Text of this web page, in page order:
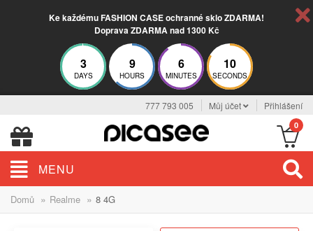
Ke každému FASHION CASE ochranné sklo ZDARMA!
Doprava ZDARMA nad 1300 Kč
3
DAYS
9
HOURS
6
MINUTES
9
SECONDS
777 793 005 Můj účet Přihlášení
0
MENU
Domů » Realme » 8 4G